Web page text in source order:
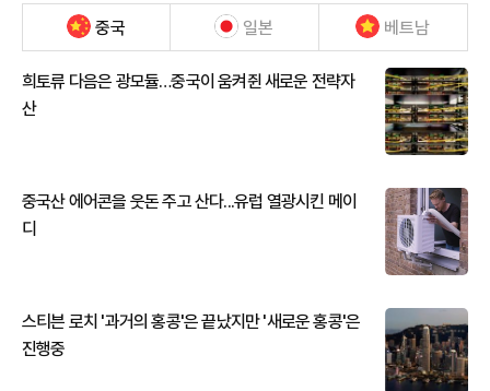
중국 일본 베트남
희토류 다음은 광모듈…중국이 움켜쥔 새로운 전략자
산
중국산 에어콘을 웃돈 주고 산다...유럽 열광시킨 메이
디
스티븐 로치 '과거의 홍콩'은 끝났지만 '새로운 홍콩'은
진행중